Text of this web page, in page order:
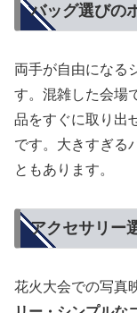
バッグ選びの
両手が自由になる
す。混雑した会場
品をすぐに取り出
です。大きすぎる
ともあります。
アクセサリー
花火大会での写真